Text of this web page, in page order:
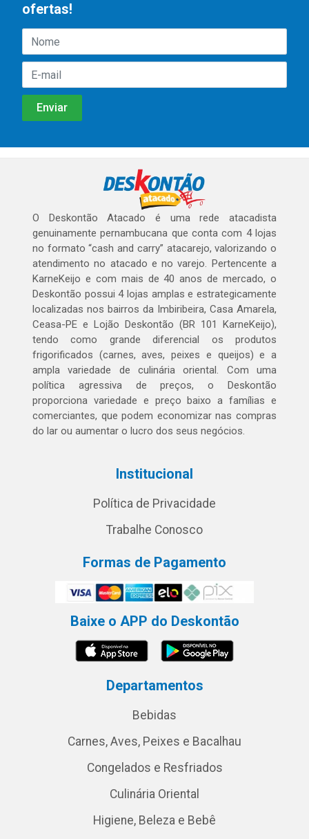
ofertas!
O Deskontão Atacado é uma rede atacadista
genuinamente pernambucana que conta com 4 lojas
no formato “cash and carry” atacarejo, valorizando o
atendimento no atacado e no varejo. Pertencente a
KarneKeijo e com mais de 40 anos de mercado, o
Deskontão possui 4 lojas amplas e estrategicamente
localizadas nos bairros da Imbiribeira, Casa Amarela,
Ceasa-PE e Lojão Deskontão (BR 101 KarneKeijo),
tendo como grande diferencial os produtos
frigorificados (carnes, aves, peixes e queijos) e a
ampla variedade de culinária oriental. Com uma
política agressiva de preços, o Deskontão
proporciona variedade e preço baixo a famílias e
comerciantes, que podem economizar nas compras
do lar ou aumentar o lucro dos seus negócios.
Institucional
Política de Privacidade
Trabalhe Conosco
Formas de Pagamento
Baixe o APP do Deskontão
Departamentos
Bebidas
Carnes, Aves, Peixes e Bacalhau
Congelados e Resfriados
Culinária Oriental
Higiene, Beleza e Bebê